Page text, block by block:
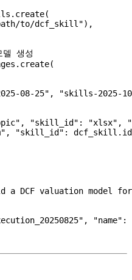
to/dcf_skill"),
생성
08-25" ,
"skills-2025-
, "skill_id" : "xlsx" ,
, "skill_id" :
a DCF valuation model for
, "name" :